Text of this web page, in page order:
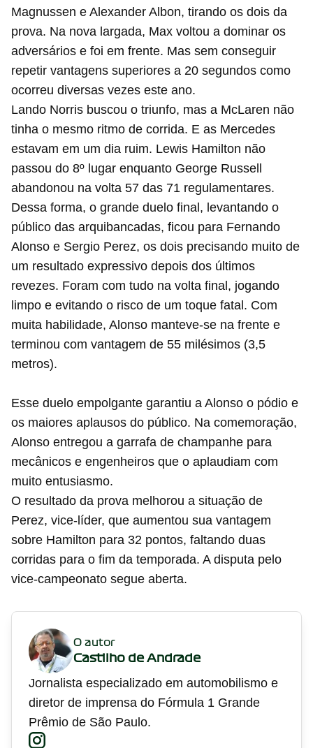
Magnussen e Alexander Albon, tirando os dois da
prova. Na nova largada, Max voltou a dominar os
adversários e foi em frente. Mas sem conseguir
repetir vantagens superiores a 20 segundos como
ocorreu diversas vezes este ano.
Lando Norris buscou o triunfo, mas a McLaren não
tinha o mesmo ritmo de corrida. E as Mercedes
estavam em um dia ruim. Lewis Hamilton não
passou do 8º lugar enquanto George Russell
abandonou na volta 57 das 71 regulamentares.
Dessa forma, o grande duelo final, levantando o
público das arquibancadas, ficou para Fernando
Alonso e Sergio Perez, os dois precisando muito de
um resultado expressivo depois dos últimos
revezes. Foram com tudo na volta final, jogando
limpo e evitando o risco de um toque fatal. Com
muita habilidade, Alonso manteve-se na frente e
terminou com vantagem de 55 milésimos (3,5
metros).
Esse duelo empolgante garantiu a Alonso o pódio e
os maiores aplausos do público. Na comemoração,
Alonso entregou a garrafa de champanhe para
mecânicos e engenheiros que o aplaudiam com
muito entusiasmo.
O resultado da prova melhorou a situação de
Perez, vice-líder, que aumentou sua vantagem
sobre Hamilton para 32 pontos, faltando duas
corridas para o fim da temporada. A disputa pelo
vice-campeonato segue aberta.
O autor
Castilho de Andrade
Jornalista especializado em automobilismo e
diretor de imprensa do Fórmula 1 Grande
Prêmio de São Paulo.